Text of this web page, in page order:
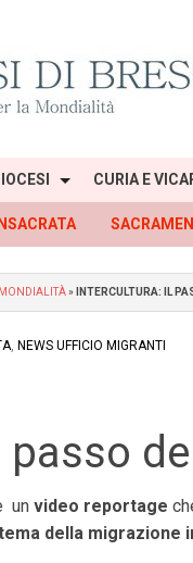
CURIA E
» INTERCULTURA: IL
, NEWS UFFICIO MIGRANTI
un video reportage
della migrazione